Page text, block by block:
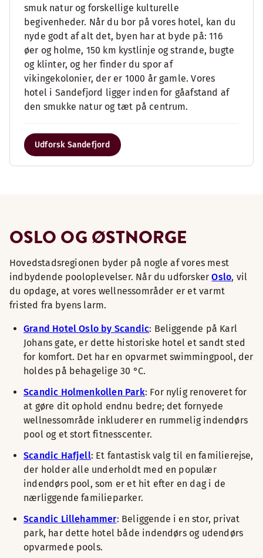
smuk natur og forskellige kulturelle
begivenheder. Når du bor på vores hotel, kan du
nyde godt af alt det, byen har at byde på: 116
øer og holme, 150 km kystlinje og strande, bugte
og klinter, og her finder du spor af
vikingekolonier, der er 1000 år gamle. Vores
hotel i Sandefjord ligger inden for gåafstand af
den smukke natur og tæt på centrum.
Udforsk Sandefjord
OSLO OG ØSTNORGE
Hovedstadsregionen byder på nogle af vores mest
indbydende pooloplevelser. Når du udforskerOslo, vil
du opdage, at vores wellnessområder er et varmt
fristed fra byens larm.
Grand Hotel Oslo by Scandic: Beliggende på Karl
Johans gate, er dette historiske hotel et sandt sted
for komfort. Det har en opvarmet swimmingpool, der
holdes på behagelige 30 °C.
Scandic Holmenkollen Park: For nylig renoveret for
at gøre dit ophold endnu bedre; det fornyede
wellnessområde inkluderer en rummelig indendørs
pool og et stort fitnesscenter.
Scandic Hafjell: Et fantastisk valg til en familierejse,
der holder alle underholdt med en populær
indendørs pool, som er et hit efter en dag i de
nærliggende familieparker.
Scandic Lillehammer: Beliggende i en stor, privat
park, har dette hotel både indendørs og udendørs
opvarmede pools.